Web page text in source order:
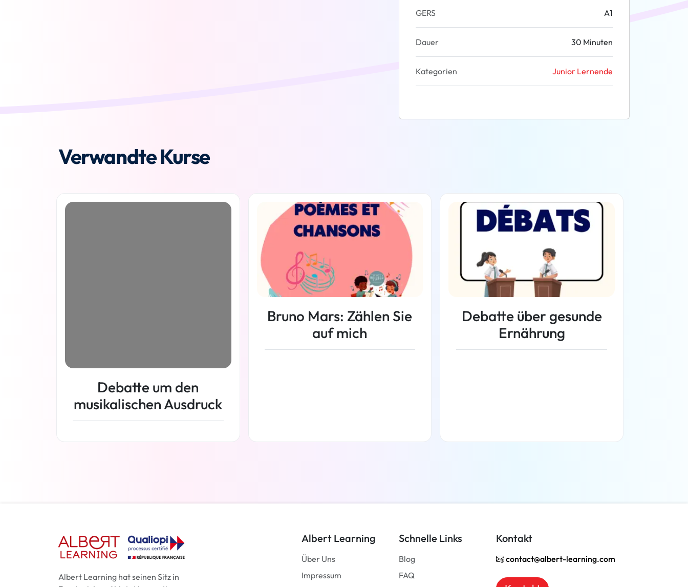
GERS A1
Dauer 30 Minuten
Kategorien Junior Lernende
Verwandte Kurse
Debatte um den
musikalischen Ausdruck
Bruno Mars: Zählen Sie
auf mich
Debatte über gesunde
Ernährung
Albert Learning hat seinen Sitz in
Albert Learning
Über Uns
Impressum
Schnelle Links
Blog
FAQ
Kontakt
contact@albert-learning.com